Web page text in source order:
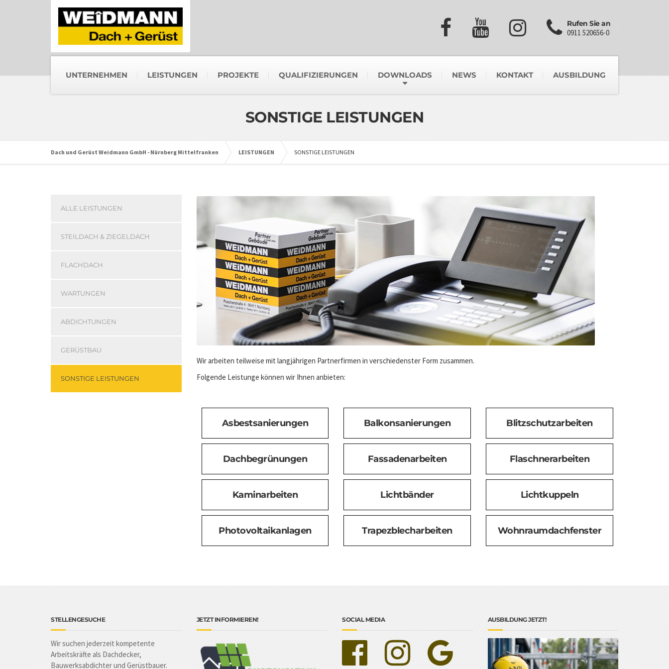
Rufen Sie an
0911 520656-0
UNTERNEHMEN LEISTUNGEN PROJEKTE QUALIFIZIERUNGEN DOWNLOADS NEWS KONTAKT AUSBILDUNG
SONSTIGE LEISTUNGEN
Dach und Gerüst Weidmann GmbH - Nürnberg Mittelfranken LEISTUNGEN SONSTIGE LEISTUNGEN
Wir arbeiten teilweise mit langjährigen Partnerfirmen in verschiedenster Form zusammen.
Folgende Leistunge können wir Ihnen anbieten:
Asbestsanierungen
Dachbegrünungen
Kaminarbeiten
Photovoltaikanlagen
Balkonsanierungen
Fassadenarbeiten
Lichtbänder
Trapezblecharbeiten
Blitzschutzarbeiten
Flaschnerarbeiten
Lichtkuppeln
Wohnraumdachfenster
ALLE LEISTUNGEN
STEILDACH & ZIEGELDACH
FLACHDACH
WARTUNGEN
ABDICHTUNGEN
GERÜSTBAU
SONSTIGE LEISTUNGEN
STELLENGESUCHE
Wir suchen jederzeit kompetente
Arbeitskräfte als Dachdecker,
Bauwerksabdichter und Gerüstbauer.
JETZT INFORMIEREN! SOCIAL MEDIA AUSBILDUNG JETZT!